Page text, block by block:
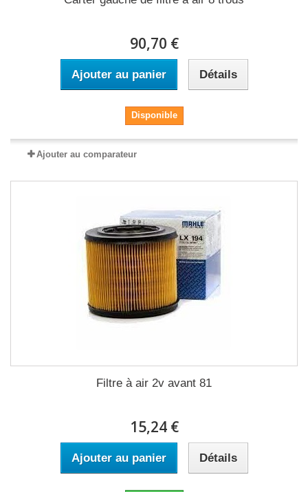
90,70 €
Ajouter au panier Détails
Disponible
Ajouter au comparateur
Filtre à air 2v avant 81
15,24 €
Ajouter au panier Détails